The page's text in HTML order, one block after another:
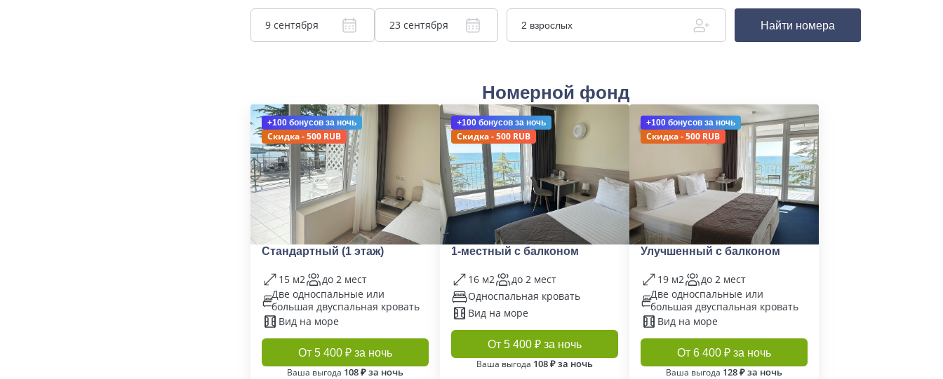
9 сентября 23 сентября 2 взрослых Найти номера
Номерной фонд
+100 бонусов за ночь
Скидка - 500 RUB
Стандартный (1 этаж)
15 м2
до 2 мест
Две односпальные или
большая двуспальная кровать
Вид на море
От 5 400 ₽ за ночь
Ваша выгода 108 ₽ за ночь
+100 бонусов за ночь
Скидка - 500 RUB
1-местный с балконом
16 м2
до 2 мест
Односпальная кровать
Вид на море
От 5 400 ₽ за ночь
Ваша выгода 108 ₽ за ночь
+100 бонусов за ночь
Скидка - 500 RUB
Улучшенный с балконом
19 м2
до 2 мест
Две односпальные или
большая двуспальная кровать
Вид на море
От 6 400 ₽ за ночь
Ваша выгода 128 ₽ за ночь